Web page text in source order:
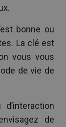
bonne ou
La clé est
vous vous
de vie de
de